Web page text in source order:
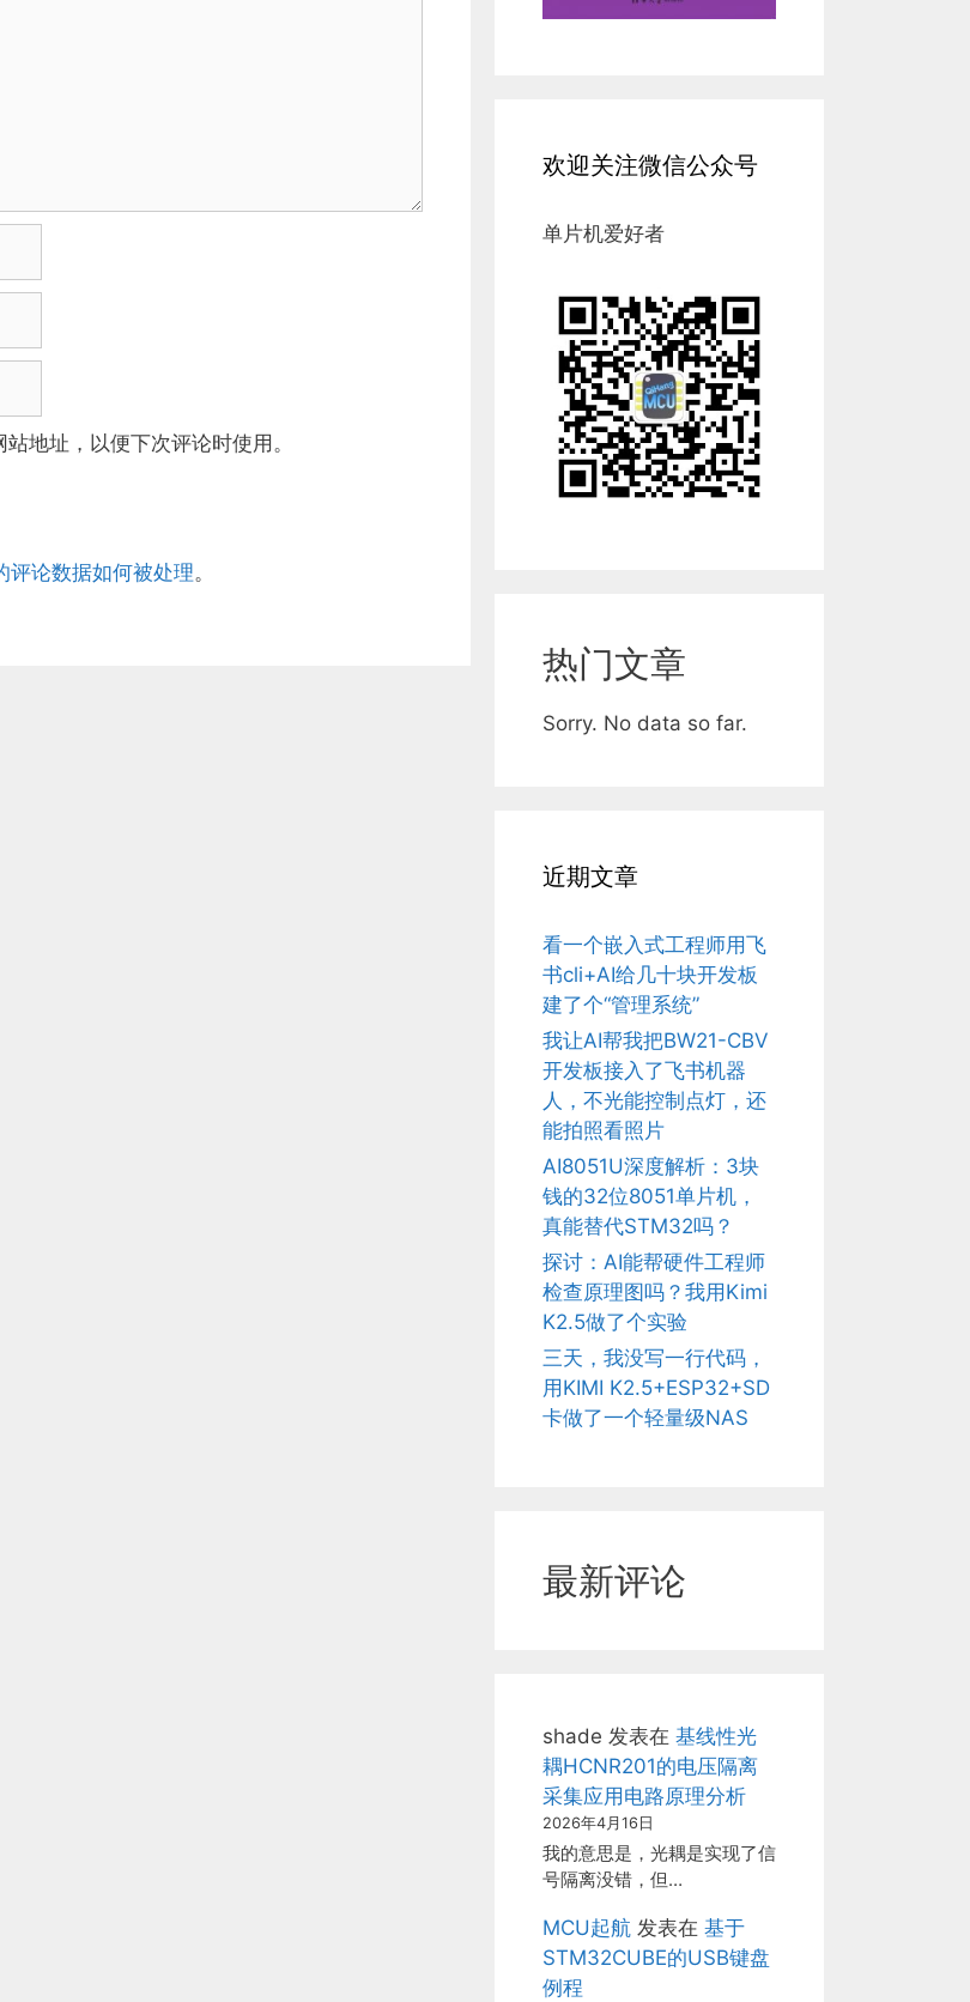
地址，以便下次评论时使用。
评论数据如何被处理。
欢迎关注微信公众号
单片机爱好者
热门文章
Sorry. No data so far.
近期文章
看一个嵌入式工程师用飞
书cli+AI给几十块开发板
建了个“管理系统”
我让AI帮我把BW21-CBV
开发板接入了飞书机器
人，不光能控制点灯，还
能拍照看照片
AI8051U深度解析：3块
钱的32位8051单片机，
真能替代STM32吗？
探讨：AI能帮硬件工程师
检查原理图吗？我用Kimi
K2.5做了个实验
三天，我没写一行代码，
用KIMI K2.5+ESP32+SD
卡做了一个轻量级NAS
最新评论
shade 发表在 基线性光
耦HCNR201的电压隔离
采集应用电路原理分析
2026年4月16日
我的意思是，光耦是实现了信
号隔离没错，但…
MCU起航 发表在 基于
STM32CUBE的USB键盘
例程